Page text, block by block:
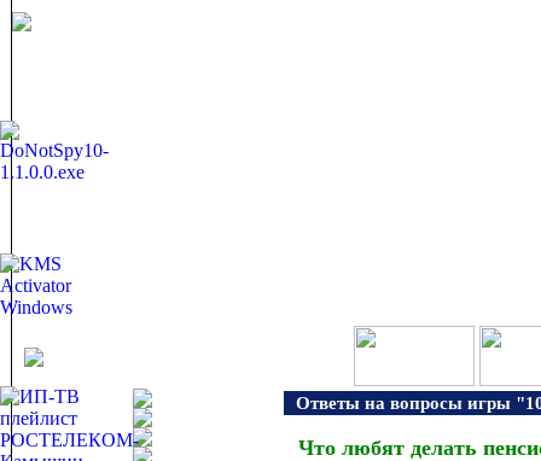
Ответы на вопросы игры
Что любят делать